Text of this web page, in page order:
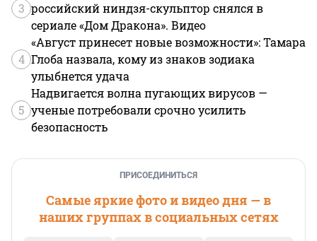
3 российский ниндзя-скульптор снялся в
сериале «Дом Дракона». Видео
4
«Август принесет новые возможности»: Тамара
Глоба назвала, кому из знаков зодиака
улыбнется удача
5
Надвигается волна пугающих вирусов —
ученые потребовали срочно усилить
безопасность
ПРИСОЕДИНИТЬСЯ
Самые яркие фото и видео дня — в
наших группах в социальных сетях